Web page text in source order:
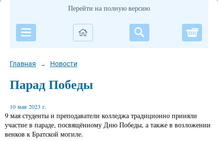
Перейти на полную версию
Главная → Новости
Парад Победы
10 мая 2023 г.
9 мая студенты и преподаватели колледжа традиционно приняли
участие в параде, посвящённому Дню Победы, а также в возложении
венков к Братской могиле.